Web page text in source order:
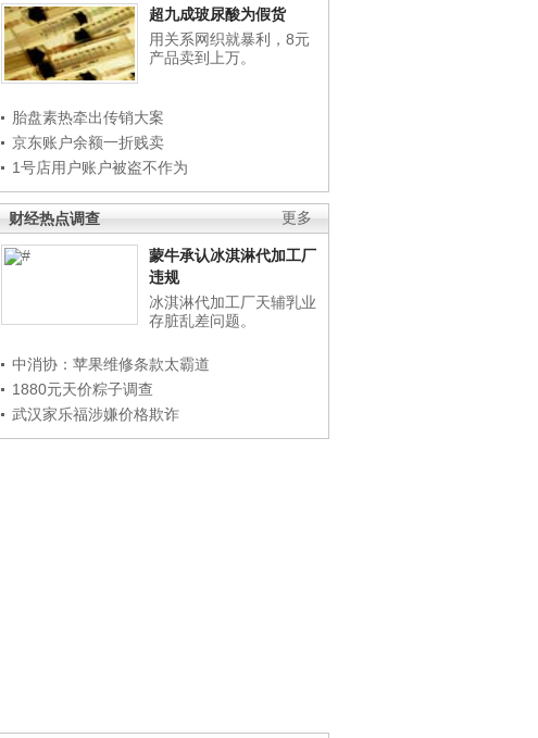
超九成玻尿酸为假货
用关系网织就暴利，8元
产品卖到上万。
胎盘素热牵出传销大案
京东账户余额一折贱卖
1号店用户账户被盗不作为
更多
财经热点调查
蒙牛承认冰淇淋代加工厂
违规
冰淇淋代加工厂天辅乳业
存脏乱差问题。
中消协：苹果维修条款太霸道
1880元天价粽子调查
武汉家乐福涉嫌价格欺诈